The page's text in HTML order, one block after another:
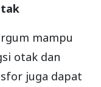
mampu
otak dan
juga dapat